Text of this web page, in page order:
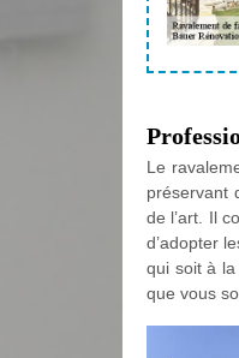
Le
préservant
de l’art. Il
d’adopter
qui soit à
que vous